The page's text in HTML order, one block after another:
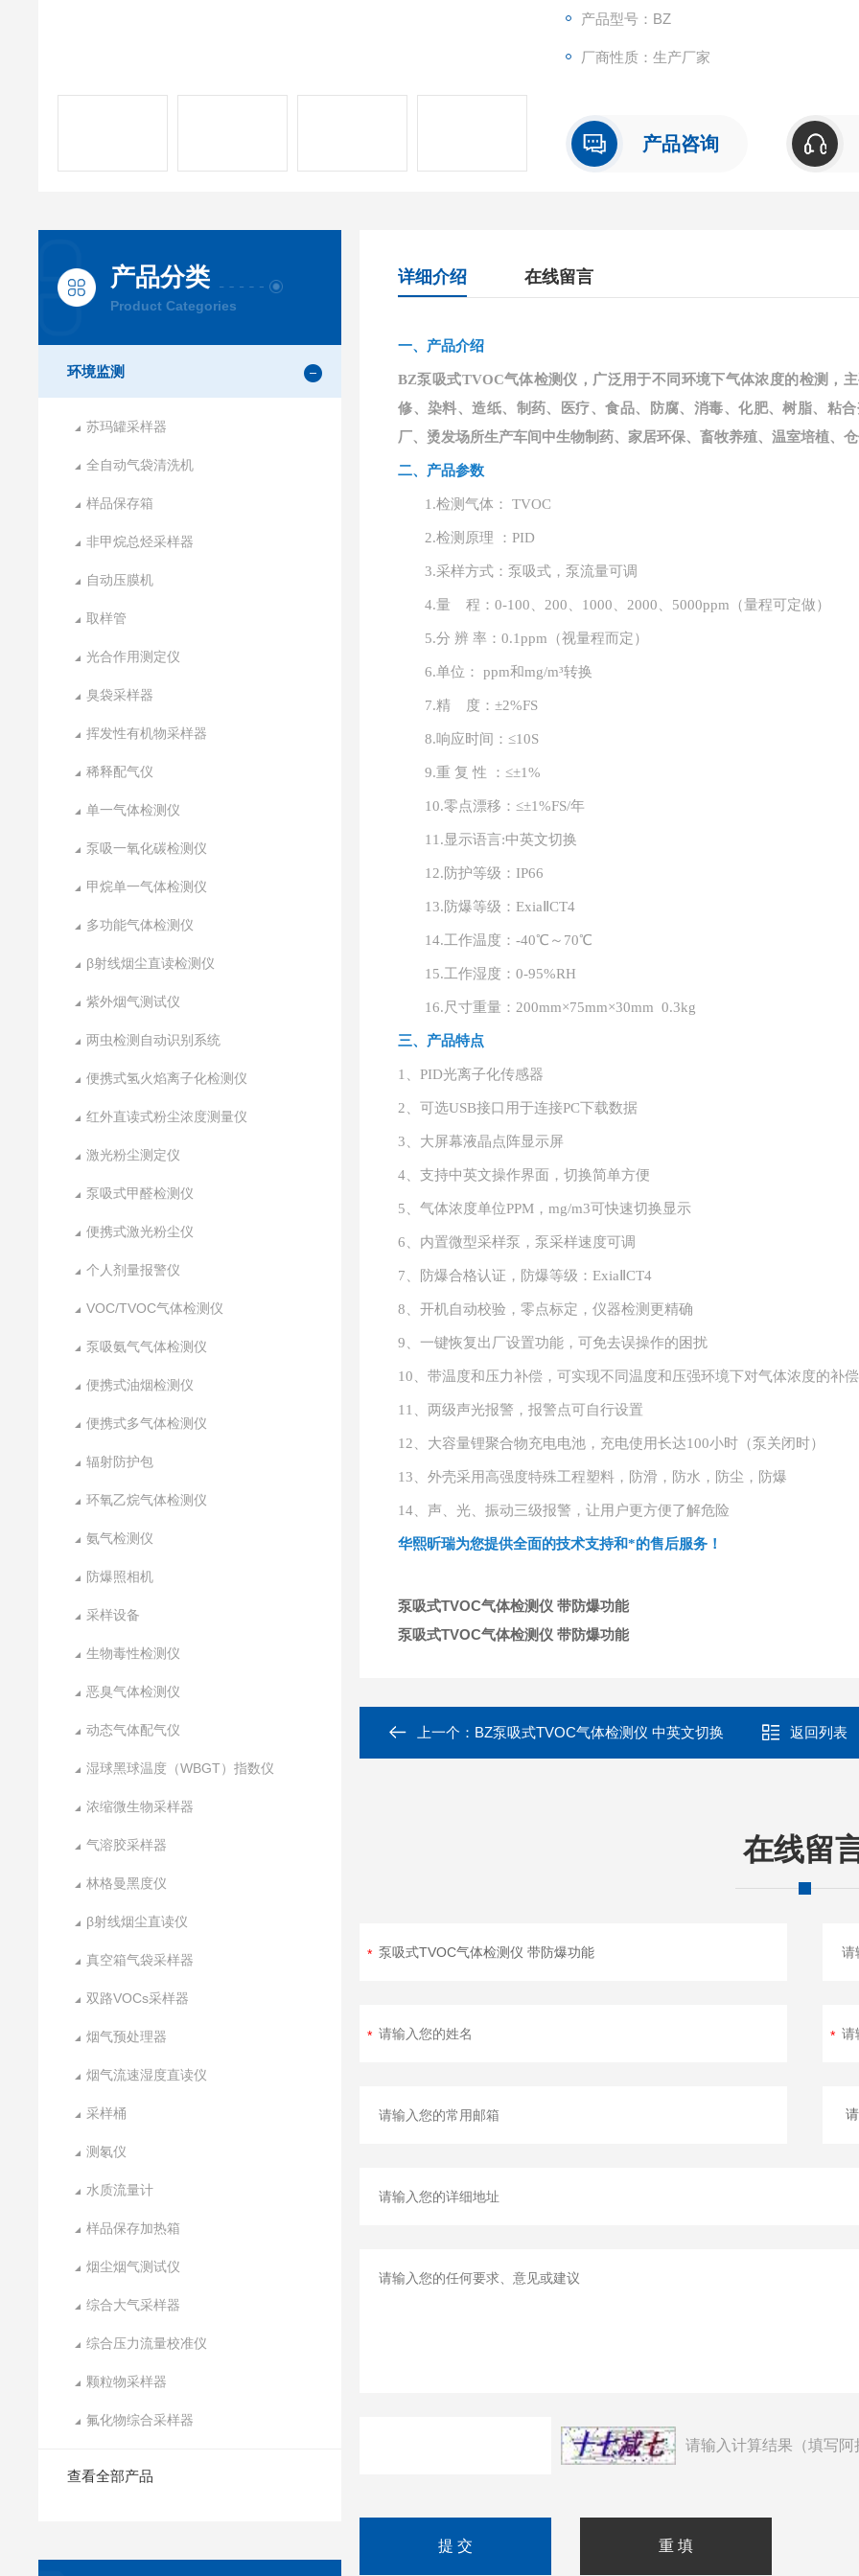
产品型号：BZ
厂商性质：生产厂家
产品咨询
产品分类
Product Categories
环境监测
苏玛罐采样器
全自动气袋清洗机
样品保存箱
非甲烷总烃采样器
自动压膜机
取样管
光合作用测定仪
臭袋采样器
挥发性有机物采样器
稀释配气仪
单一气体检测仪
泵吸一氧化碳检测仪
甲烷单一气体检测仪
多功能气体检测仪
β射线烟尘直读检测仪
紫外烟气测试仪
两虫检测自动识别系统
便携式氢火焰离子化检测仪
红外直读式粉尘浓度测量仪
激光粉尘测定仪
泵吸式甲醛检测仪
便携式激光粉尘仪
个人剂量报警仪
VOC/TVOC气体检测仪
泵吸氨气气体检测仪
便携式油烟检测仪
便携式多气体检测仪
辐射防护包
环氧乙烷气体检测仪
氨气检测仪
防爆照相机
采样设备
生物毒性检测仪
恶臭气体检测仪
动态气体配气仪
湿球黑球温度（WBGT）指数仪
浓缩微生物采样器
气溶胶采样器
林格曼黑度仪
β射线烟尘直读仪
真空箱气袋采样器
双路VOCs采样器
烟气预处理器
烟气流速湿度直读仪
采样桶
测氡仪
水质流量计
样品保存加热箱
烟尘烟气测试仪
综合大气采样器
综合压力流量校准仪
颗粒物采样器
氟化物综合采样器
查看全部产品
详细介绍 在线留言
一、 产品介绍
BZ泵吸式TVOC气体检测仪，广泛用于不同环境下气体浓度的检测，
修、染料、造纸、制药、医疗、食品、防腐、 消毒、化肥、树脂、粘
厂、烫发场所生产车间中生物制药、家居环保、畜牧养殖、温室培植、
二、产品参数
1.检测气体： TVOC
2.检测原理 ：PID
3.采样方式：泵吸式，泵流量可调
4.量 程：0-100、200、1000、2000、5000ppm（量程可定做）
5.分 辨 率：0.1ppm（视量程而定）
6.单位： ppm和mg/m³转换
7.精 度：±2%FS
8.响应时间： ≤10S
9.重 复 性 ： ≤±1%
10.零点漂移： ≤±1%FS/年
11.显示语言:中英文切换
12. 防护等级： IP66
13. 防爆等级：ExiaⅡCT4
14.工作温度：-40℃～70℃
15.工作湿度：0-95%RH
16.尺寸重量： 200mm×75mm×30mm 0.3kg
三、产品特点
1、PID光离子化传感器
2、可选USB接口用于连接PC下载数据
3、大屏幕液晶点阵显示屏
4、支持中英文操作界面，切换简单方便
5、气体浓度单位PPM，mg/m3可快速切换显示
6、内置微型采样泵，泵采样速度可调
7、防爆合格认证，防爆等级：ExiaⅡCT4
8、开机自动校验，零点标定，仪器检测更精确
9、一键恢复出厂设置功能，可免去误操作的困扰
10、带温度和压力补偿，可实现不同温度和压强环境下对气体浓度的补偿
11、两级声光报警，报警点可自行设置
12、大容量锂聚合物充电电池，充电使用长达100小时（泵关闭时）
13、外壳采用高强度特殊工程塑料，防滑，防水，防尘，防爆
14、声、光、振动三级报警，让用户更方便了解危险
华熙昕瑞为您提供全面的技术支持和*的售后服务！
泵吸式TVOC气体检测仪 带防爆功能
泵吸式TVOC气体检测仪 带防爆功能
上一个： BZ泵吸式TVOC气体检测仪 中英文切换 返回列表
在线留
请输入计算结果（填写